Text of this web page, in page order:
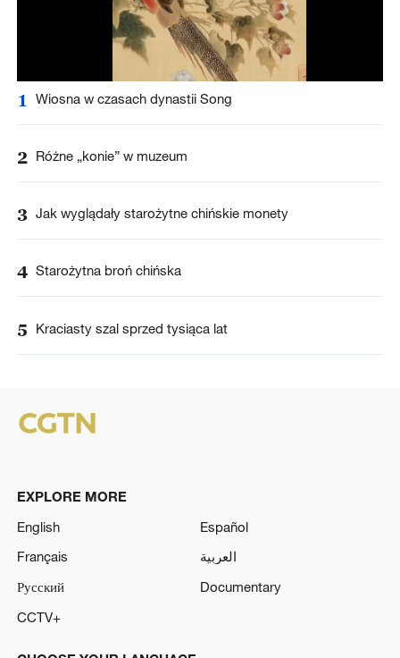
1 Wiosna w czasach dynastii Song
2 Różne „konie” w muzeum
3 Jak wyglądały starożytne chińskie monety
4 Starożytna broń chińska
5 Kraciasty szal sprzed tysiąca lat
EXPLORE MORE
English
Español
Français
العربية
Русский
Documentary
CCTV+